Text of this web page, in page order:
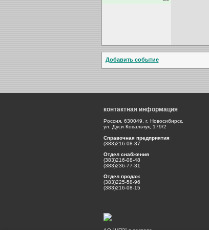
Добавить событие
контактная информация
Россия, 630049, г. Новосибирск,
ул. Дуси Ковальчук, 179/2
Справочная предприятия
(383)216-08-37
Отдел снабжения
(383)216-08-48
(383)236-77-31
Отдел продаж
(383)225-58-96
(383)216-08-15